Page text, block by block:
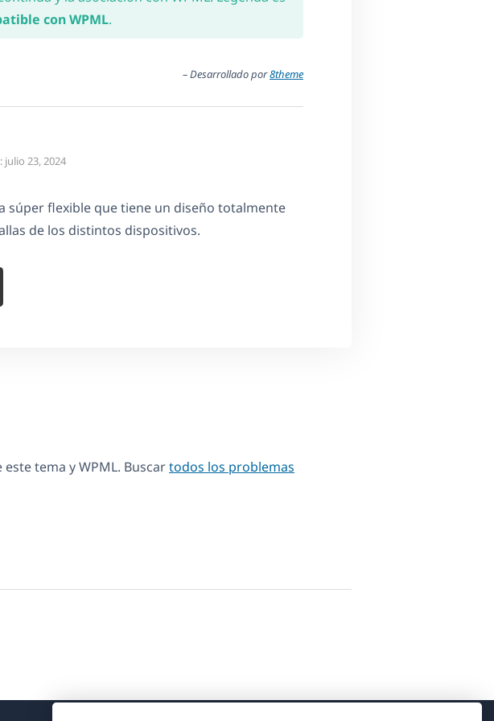
con WPML.
– Desarrollado por8theme
23, 2024
súper flexible que tiene un diseño totalmente
de los distintos dispositivos.
tema y WPML. Buscartodos los problemas